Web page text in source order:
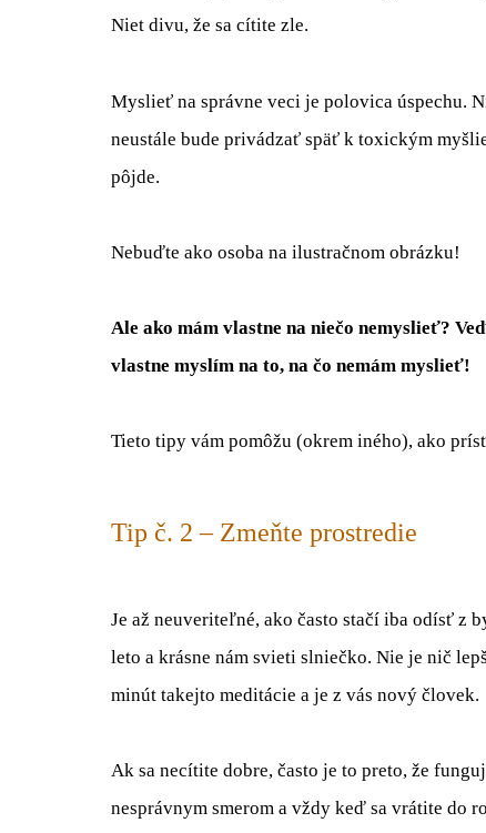
Niet divu, že sa cítite zle.
Myslieť na správne veci je polovica úspechu.
neustále bude privádzať späť k toxickým
pôjde.
Nebuďte ako osoba na ilustračnom obrázku!
Ale ako mám vlastne na niečo nemyslieť?
vlastne myslím na to, na čo nemám myslieť!
Tieto tipy vám pomôžu (okrem iného), ako
Tip č. 2 – Zmeňte prostredie
Je až neuveriteľné, ako často stačí iba odísť z
leto a krásne nám svieti slniečko. Nie je nič
minút takejto meditácie a je z vás nový človek.
Ak sa necítite dobre, často je to preto, že
nesprávnym smerom a vždy keď sa vrátite do